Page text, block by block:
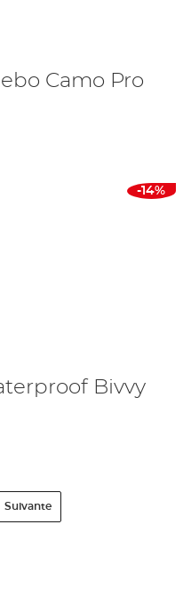
Camo Pro
-14%
Bivvy
Suivante